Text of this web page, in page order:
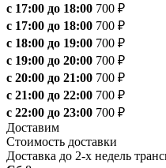
с 17:00 до 18:00 700 ₽
с 17:00 до 18:00 700 ₽
с 18:00 до 19:00 700 ₽
с 19:00 до 20:00 700 ₽
с 20:00 до 21:00 700 ₽
с 21:00 до 22:00 700 ₽
с 22:00 до 23:00 700 ₽
Доставим
Стоимость доставки
Доставка до 2-х недель